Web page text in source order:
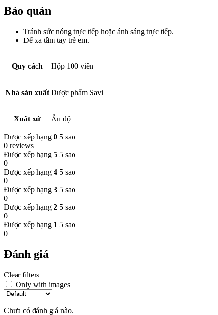
Bảo quản
Tránh sức nóng trực tiếp hoặc ánh sáng trực tiếp.
Để xa tầm tay trẻ em.
Quy cách Hộp 100 viên
Nhà sản xuất Dược phẩm Savi
Xuất xứ Ấn độ
Được xếp hạng 0 5 sao
0 reviews
Được xếp hạng 5 5 sao
0
Được xếp hạng 4 5 sao
0
Được xếp hạng 3 5 sao
0
Được xếp hạng 2 5 sao
0
Được xếp hạng 1 5 sao
0
Đánh giá
Clear filters
Only with images
Chưa có đánh giá nào.